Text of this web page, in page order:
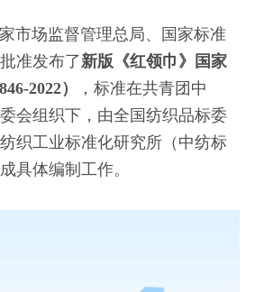
场监督管理总局、国家标准
准发布了新版《红领巾》国家
2022）
，标准在共青团中
会组织下，由全国纺织品标委
织工业标准化研究所（中纺标
具体编制工作。